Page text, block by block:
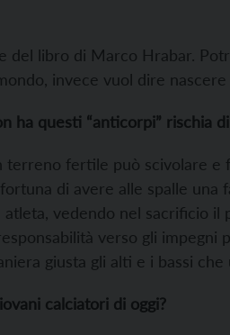
del libro di Marco Hrabar.
invece vuol dire
ha questi “anticorpi” rischia
terreno fertile può scivolare e
di avere alle spalle una
vedendo nel sacrificio
verso gli impegni
giusta gli alti e i bassi
calciatori di oggi?